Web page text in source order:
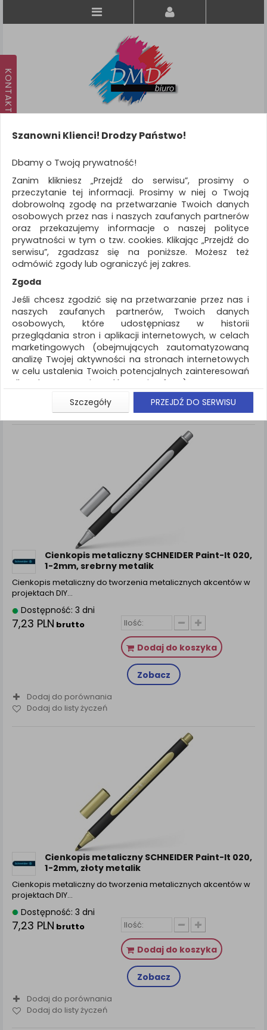
KATEGORIE
WSZYSTKIE KATEGORIE
FILTRY
Więcej
REKLAMA
AKTUALNOŚCI
Artykuły do pisania i korygowania Markery
ZNALEZIONYCH PRODUKTÓW: 3 Porównaj (0 )
Sortuj po Standardowe
Siatka Lista
Cienkopis metaliczny SCHNEIDER Paint-It 020,
1-2mm, srebrny metalik
Cienkopis metaliczny do tworzenia metalicznych akcentów w
projektach DIY…
Dostępność: 3 dni
7,23 PLN brutto
Dodaj do koszyka
Zobacz
Dodaj do porównania
Dodaj do listy życzeń
Cienkopis metaliczny SCHNEIDER Paint-It 020,
1-2mm, złoty metalik
Cienkopis metaliczny do tworzenia metalicznych akcentów w
projektach DIY…
Dostępność: 3 dni
7,23 PLN brutto
Dodaj do koszyka
Zobacz
Dodaj do porównania
Dodaj do listy życzeń
Szanowni Klienci! Drodzy Państwo!
Dbamy o Twoją prywatność!
Zanim klikniesz „Przejdź do serwisu”, prosimy o
przeczytanie tej informacji. Prosimy w niej o Twoją
dobrowolną zgodę na przetwarzanie Twoich danych
osobowych przez nas i naszych zaufanych partnerów
oraz przekazujemy informacje o naszej polityce
prywatności w tym o tzw. cookies. Klikając „Przejdź do
serwisu”, zgadzasz się na poniższe. Możesz też
odmówić zgody lub ograniczyć jej zakres.
Zgoda
Jeśli chcesz zgodzić się na przetwarzanie przez nas i
naszych zaufanych partnerów, Twoich danych
osobowych, które udostępniasz w historii
przeglądania stron i aplikacji internetowych, w celach
marketingowych (obejmujących zautomatyzowaną
analizę Twojej aktywności na stronach internetowych
w celu ustalenia Twoich potencjalnych zainteresowań
dla dostosowania reklamy i oferty), w tym na
umieszczanie tzw. cookies na Twoich urządzeniach i
ich odczytywanie, kliknij przycisk „Przejdź do serwisu”.
Jeśli nie chcesz wyrazić zgody lub ograniczyć jej
zakres, kliknij „Szczegóły”, gdzie znajdziesz wszelkie
informacje o tym jak to zrobić . Te same informacje
znajdziesz także na podstronie z naszą polityką
prywatności obowiązującą od 25 maja 2018.
W przypadku użytkowników zalogowanych, aby
umożliwić prawidłową realizację Umowy z Państwem i
związane z tym prawidłowe działanie naszej strony
www, a w szczególności np. wysłanie potwierdzenia
zamówienia na Państwa email lub wyświetlenie
Państwu prawidłowych informacji o promocjach czy
cenach indywidualnych, ważna jest Państwa
wcześniejsza zgoda której udzieliliście podczas
zakładania konta.
dowolnym momencie wycofać.
Klauzula Informacyjna (rozwiń)
Lista Zaufanych Partnerów (rozwiń)
Szczegóły PRZEJDŹ DO SERWISU